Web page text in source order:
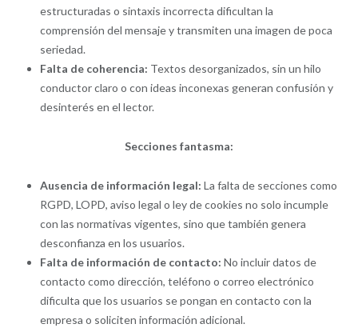
estructuradas o sintaxis incorrecta dificultan la
comprensión del mensaje y transmiten una imagen de poca
seriedad.
Falta de coherencia: Textos desorganizados, sin un hilo
conductor claro o con ideas inconexas generan confusión y
desinterés en el lector.
Secciones fantasma:
Ausencia de información legal: La falta de secciones como
RGPD, LOPD, aviso legal o ley de cookies no solo incumple
con las normativas vigentes, sino que también genera
desconfianza en los usuarios.
Falta de información de contacto: No incluir datos de
contacto como dirección, teléfono o correo electrónico
dificulta que los usuarios se pongan en contacto con la
empresa o soliciten información adicional.